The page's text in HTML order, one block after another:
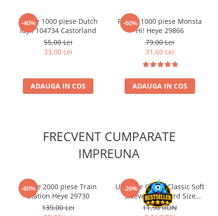
Book Nooks
Hello Kitty - Produse Oficiale
DragonBallZ
Pokemon TCG
Cardfight!! Vanguard
Weis Schwarz
Flesh and Blood
-40%
Puzzle 1000 piese Dutch
Idyll 104734 Castorland
55,00 Lei
33,00 Lei
ADAUGA IN COS
-60%
Puzzle 1000 piese Monsta
Hi! Heye 29866
79,00 Lei
31,60 Lei
ADAUGA IN COS
FRECVENT CUMPARATE
IMPREUNA
-60%
Puzzle 2000 piese Train
Station Heye 29730
139,00 Lei
-26%
Ultimate Guard Classic Soft
Sleeves Standard Size
Transparent (100)
11,90 RON